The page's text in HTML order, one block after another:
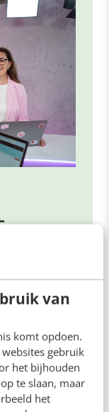
van
komt opdoen.
gebruik
het bijhouden
te slaan, maar
het
zo wordt je
en bekijk